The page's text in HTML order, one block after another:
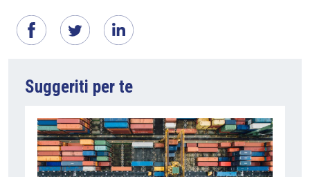
Suggeriti per te